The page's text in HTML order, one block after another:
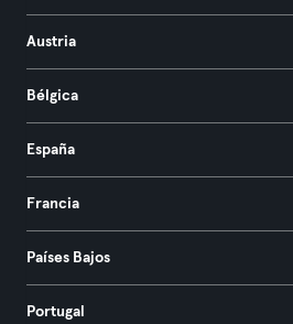
Austria
Bélgica
España
Francia
Países Bajos
Portugal